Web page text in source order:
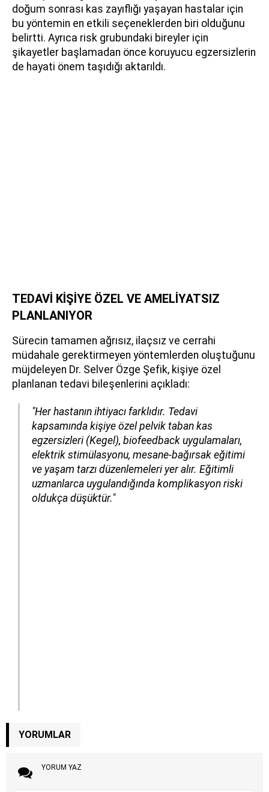
doğum sonrası kas zayıflığı yaşayan hastalar için
bu yöntemin en etkili seçeneklerden biri olduğunu
belirtti. Ayrıca risk grubundaki bireyler için
şikayetler başlamadan önce koruyucu egzersizlerin
de hayati önem taşıdığı aktarıldı.
TEDAVİ KİŞİYE ÖZEL VE AMELİYATSIZ
PLANLANIYOR
Sürecin tamamen ağrısız, ilaçsız ve cerrahi
müdahale gerektirmeyen yöntemlerden oluştuğunu
müjdeleyen Dr. Selver Özge Şefik, kişiye özel
planlanan tedavi bileşenlerini açıkladı:
"Her hastanın ihtiyacı farklıdır. Tedavi
kapsamında kişiye özel pelvik taban kas
egzersizleri (Kegel), biofeedback uygulamaları,
elektrik stimülasyonu, mesane-bağırsak eğitimi
ve yaşam tarzı düzenlemeleri yer alır. Eğitimli
uzmanlarca uygulandığında komplikasyon riski
oldukça düşüktür."
YORUMLAR
YORUM YAZ